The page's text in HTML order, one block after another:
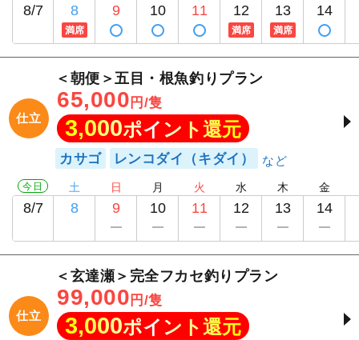
8/7 8
満席
9 10 11 12
満席
13
満席
14
仕立
＜朝便＞五目・根魚釣りプラン
65,000 円/隻
3,000ポイント還元
カサゴ レンコダイ（キダイ）
今日
8/7
土
8
日
9
月
10
火
11
水
12
木
13
金
14
仕立
＜玄達瀬＞完全フカセ釣りプラン
99,000 円/隻
3,000ポイント還元